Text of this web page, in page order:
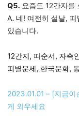
Q5. 요즘도 12간지를
A. 네! 여전히 설날,
있습니다.
12간지, 띠순서, 자축
띠별운세, 한국문화,
2023.01.01 – [지금이
게 외우세요